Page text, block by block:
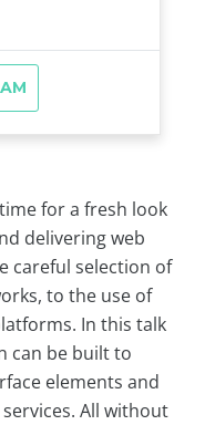
for a fresh look
delivering web
careful selection of
to the use of
In this talk
can be built to
elements and
All without